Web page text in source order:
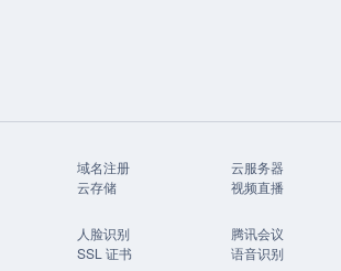
域名注册 云服务器
云存储
视频直播
人脸识别 腾讯会议
SSL 证书
语音识别